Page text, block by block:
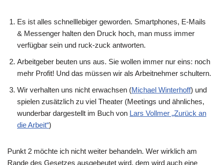
Es ist alles schnelllebiger geworden. Smartphones, E-Mails
& Messenger halten den Druck hoch, man muss immer
verfügbar sein und ruck-zuck antworten.
Arbeitgeber beuten uns aus. Sie wollen immer nur eins: noch
mehr Profit! Und das müssen wir als Arbeitnehmer schultern.
Wir verhalten uns nicht erwachsen (Michael Winterhoff) und
spielen zusätzlich zu viel Theater (Meetings und ähnliches,
wunderbar dargestellt im Buch von Lars Vollmer „Zurück an
die Arbeit“)
Punkt 2 möchte ich nicht weiter behandeln. Wer wirklich am
Rande des Gesetzes ausgebeutet wird, dem wird auch eine